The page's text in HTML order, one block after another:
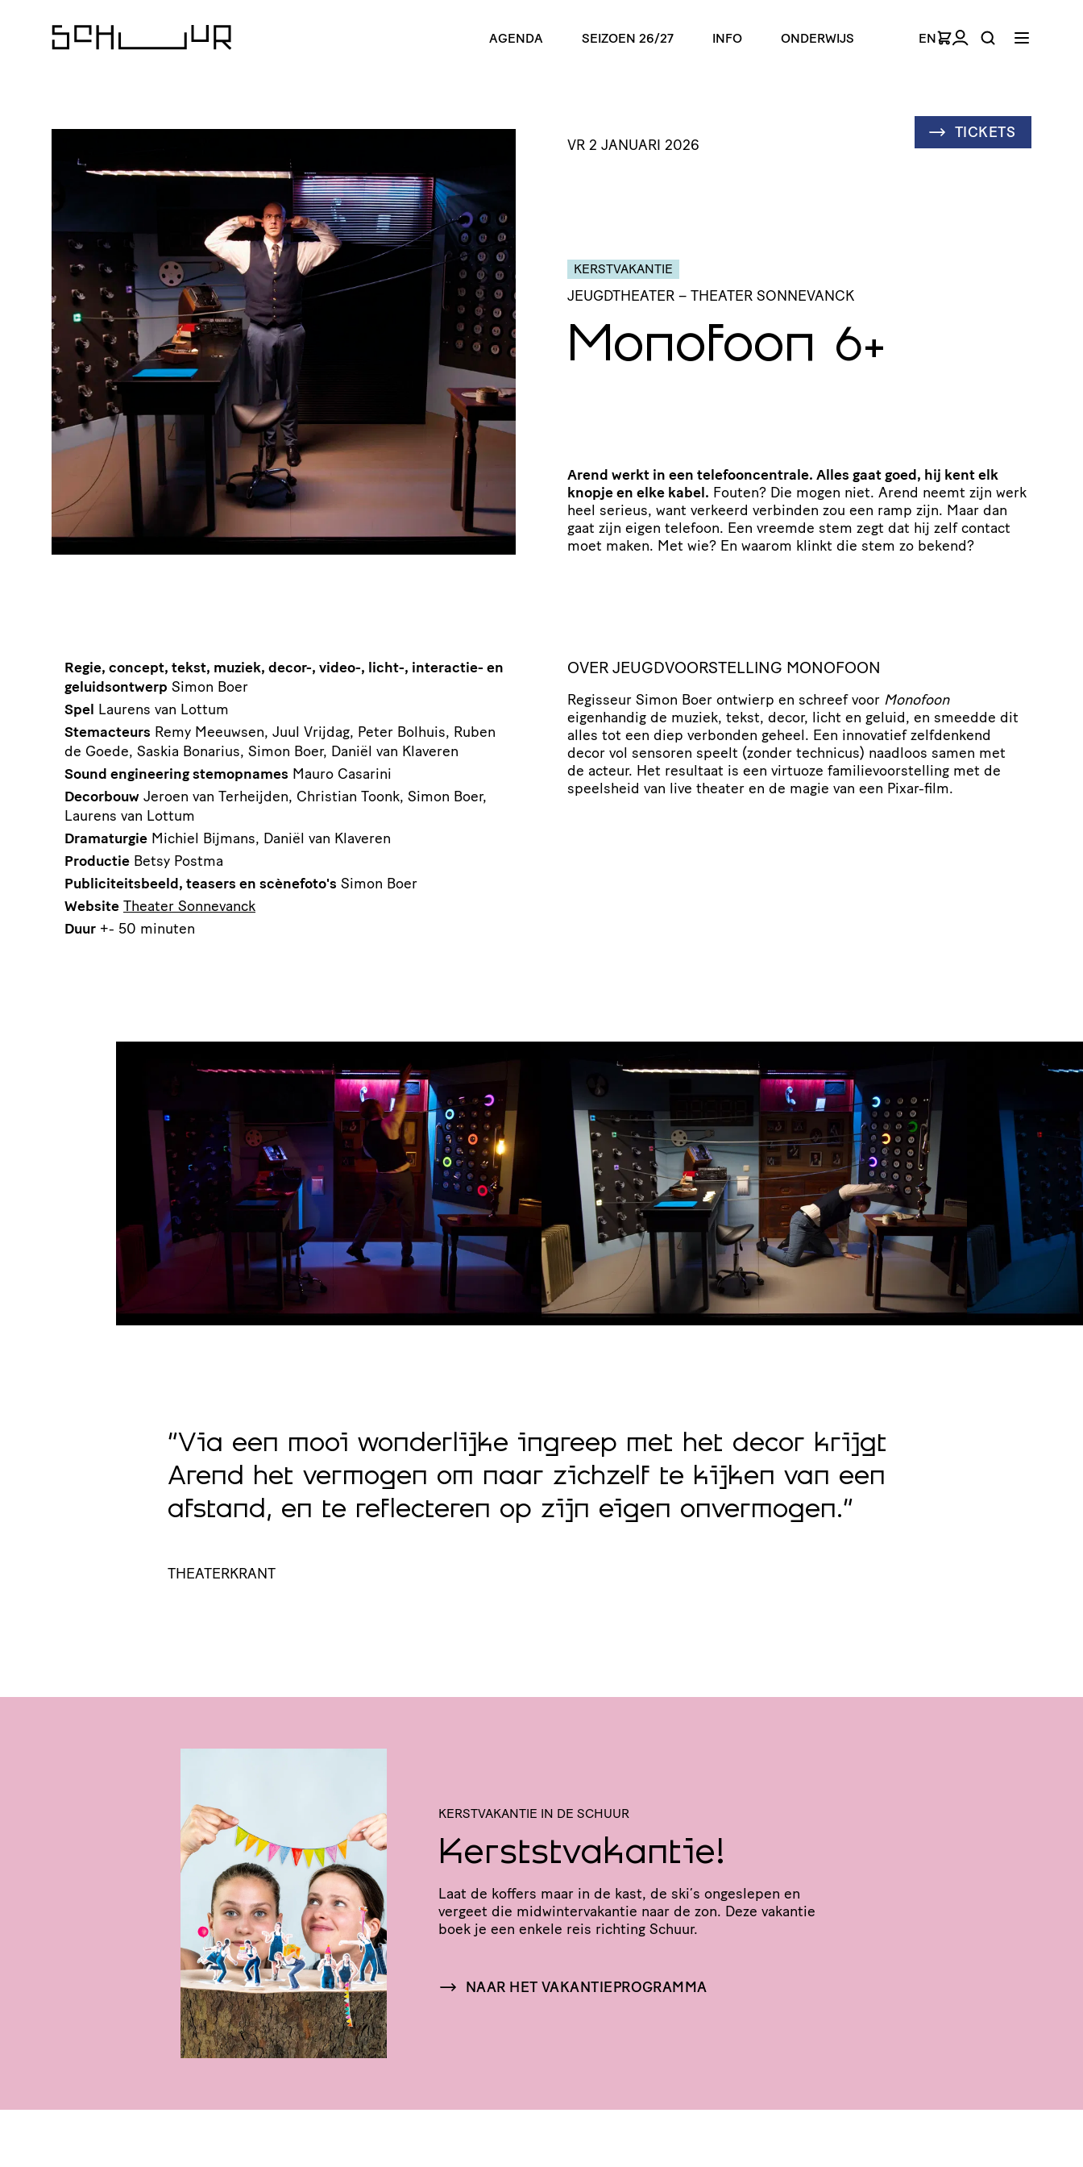
AGENDA SEIZOEN 26/27 INFO ONDERWIJS EN
TICKETS
VR 2 JANUARI 2026
KERSTVAKANTIE
JEUGDTHEATER – THEATER SONNEVANCK
Monofoon 6+
Arend werkt in een telefooncentrale. Alles gaat goed, hij kent elk
knopje en elke kabel. Fouten? Die mogen niet. Arend neemt zijn werk
heel serieus, want verkeerd verbinden zou een ramp zijn. Maar dan
gaat zijn eigen telefoon. Een vreemde stem zegt dat hij zelf contact
moet maken. Met wie? En waarom klinkt die stem zo bekend?
OVER JEUGDVOORSTELLING MONOFOON
Regisseur Simon Boer ontwierp en schreef voor Monofoon
eigenhandig de muziek, tekst, decor, licht en geluid, en smeedde dit
alles tot een diep verbonden geheel. Een innovatief zelfdenkend
decor vol sensoren speelt (zonder technicus) naadloos samen met
de acteur. Het resultaat is een virtuoze familievoorstelling met de
speelsheid van live theater en de magie van een Pixar-film.
Regie, concept, tekst, muziek, decor-, video-, licht-, interactie- en
geluidsontwerp Simon Boer
Spel Laurens van Lottum
Stemacteurs Remy Meeuwsen, Juul Vrijdag, Peter Bolhuis, Ruben
de Goede, Saskia Bonarius, Simon Boer, Daniël van Klaveren
Sound engineering stemopnames Mauro Casarini
Decorbouw Jeroen van Terheijden, Christian Toonk, Simon Boer,
Laurens van Lottum
Dramaturgie Michiel Bijmans, Daniël van Klaveren
Productie Betsy Postma
Publiciteitsbeeld, teasers en scènefoto's Simon Boer
Website Theater Sonnevanck
Duur +- 50 minuten
“Via een mooi wonderlijke ingreep met het decor krijgt
Arend het vermogen om naar zichzelf te kijken van een
afstand, en te reflecteren op zijn eigen onvermogen.”
THEATERKRANT
KERSTVAKANTIE IN DE SCHUUR
Kerststvakantie!
Laat de koffers maar in de kast, de ski’s ongeslepen en
vergeet die midwin­ter­va­kantie naar de zon. Deze vakantie
boek je een enkele reis richting Schuur.
NAAR HET VAKANTIEPROGRAMMA